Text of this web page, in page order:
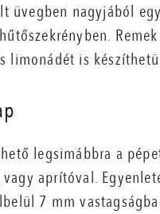
üvegben nagyjából egy
Remek
limonádét is
legsimábbra a
aprítóval.
7 mm